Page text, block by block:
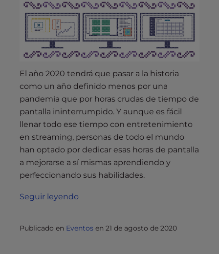
El año 2020 tendrá que pasar a la historia
como un año definido menos por una
pandemia que por horas crudas de tiempo de
pantalla ininterrumpido. Y aunque es fácil
llenar todo ese tiempo con entretenimiento
en streaming, personas de todo el mundo
han optado por dedicar esas horas de pantalla
a mejorarse a sí mismas aprendiendo y
perfeccionando sus habilidades.
Seguir leyendo
Publicado en Eventos en 21 de agosto de 2020